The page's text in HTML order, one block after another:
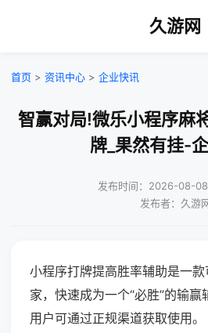
久游网
首页 > 资讯中心 > 企业快讯
智赢对局!微乐小程序麻
牌_果然有挂-
发布时间：2026-08-08
发布者：久游
小程序打牌提高胜率辅助是一
家，快速成为一个“必胜”的输
用户可通过正规渠道获取使用。